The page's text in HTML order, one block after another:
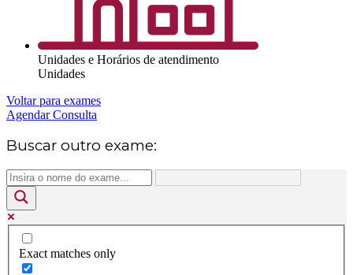
Unidades e Horários de atendimento
Unidades
Voltar para exames
Agendar Consulta
Buscar outro exame:
Exact matches only